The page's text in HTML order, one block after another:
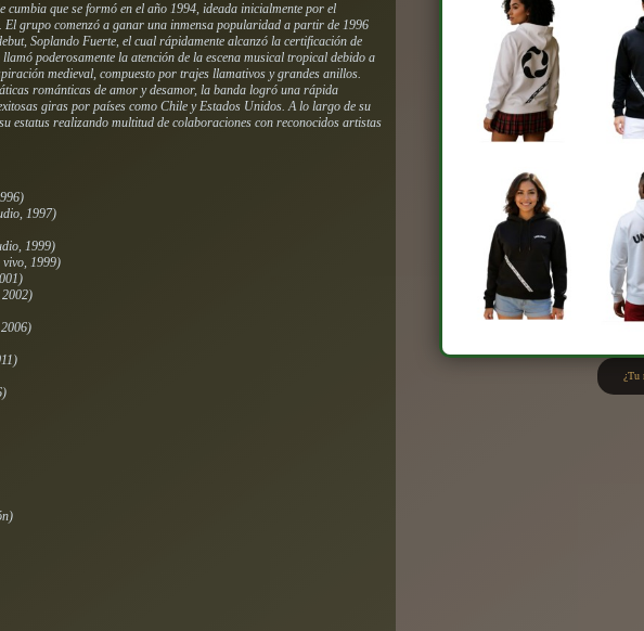
cumbia que se formó en el año 1994, ideada inicialmente por el
grupo comenzó a ganar una inmensa popularidad a partir de 1996
Soplando Fuerte, el cual rápidamente alcanzó la certificación de
poderosamente la atención de la escena musical tropical debido a
medieval, compuesto por trajes llamativos y grandes anillos.
románticas de amor y desamor, la banda logró una rápida
giras por países como Chile y Estados Unidos. A lo largo de su
estatus realizando multitud de colaboraciones con reconocidos artistas
1997)
1999)
vivo, 1999)
2002)
¿Tu